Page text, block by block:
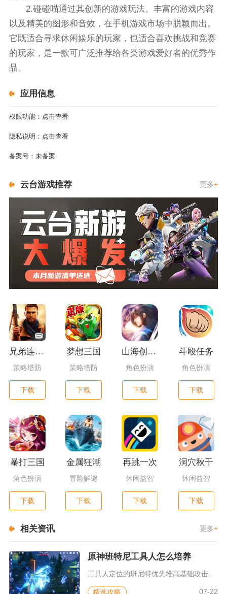
2.碰碰喵通过其创新的游戏玩法、丰富的游戏内容
以及精美的图形和音效，在手机游戏市场中脱颖而出。
它既适合寻求休闲娱乐的玩家，也适合喜欢挑战和竞赛
的玩家，是一款可广泛推荐给各类游戏爱好者的优秀作
品。
应用信息
权限功能： 点击查看
隐私说明： 点击查看
备案号： 未备案
云台游戏推荐 更多+
兄弟连3：战争之子
策略塔防
下载
梦想三国
策略塔防
下载
山海创世录一剑天逆
角色扮演
下载
斗殴任务
角色扮演
下载
暴打三国
角色扮演
下载
金属狂潮
冒险解谜
下载
再跳一次
休闲益智
下载
洞穴秋千
休闲益智
下载
相关资讯 更多+
原神班特尼工具人怎么培养
工具人定位的班尼特优先堆高基础攻击力、元素充能效率与生命值，...
精选攻略 07-22